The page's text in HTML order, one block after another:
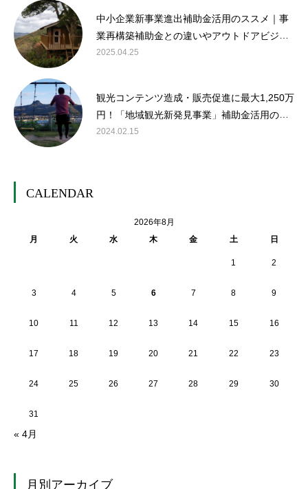
中小企業新事業進出補助金活用のススメ｜事
業再構築補助金との違いやアウトドアビジネ
スでの活用の可能性について解説
2025.04.25
観光コンテンツ造成・販売促進に最大1,250万
円！「地域観光新発見事業」補助金活用のス
スメ
2024.02.15
CALENDAR
2026年8月
月
火 水 木 金 土 日
1 2
3 4 5 6 7 8 9
10 11 12 13 14 15 16
17 18 19 20 21 22 23
24 25 26 27 28 29 30
31
« 4月
月別アーカイブ